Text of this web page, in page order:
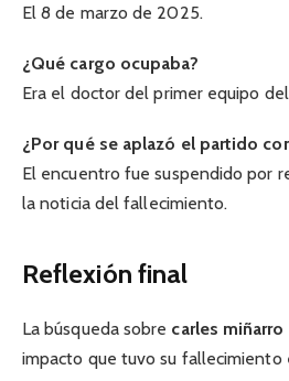
El 8 de marzo de 2025.
¿Qué cargo ocupaba?
Era el doctor del primer equipo
¿Por qué se aplazó el partido
El encuentro fue suspendido por
la noticia del fallecimiento.
Reflexión final
La búsqueda sobre carles
impacto que tuvo su